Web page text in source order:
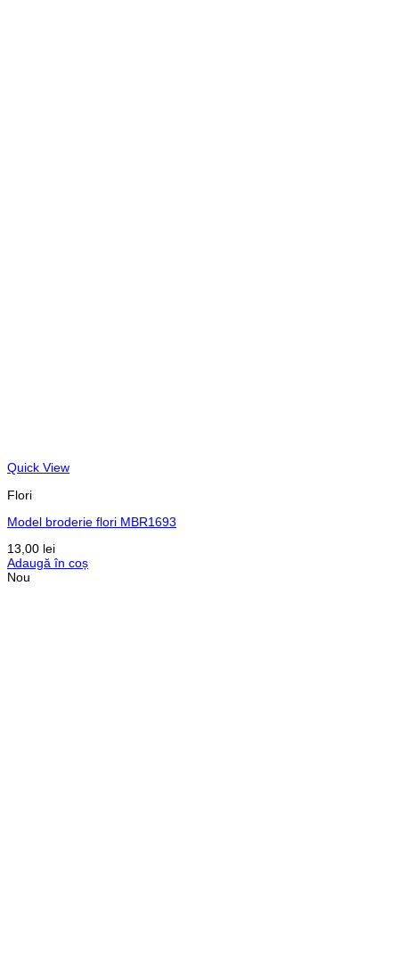
Quick View
Flori
Model broderie flori MBR1693
13,00 lei
Adaugă în coș
Nou